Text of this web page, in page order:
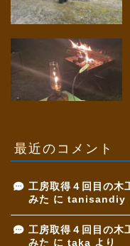
最近のコメント
工房取得４回目の木
みた に tanisandiy
工房取得４回目の木
みた に taka より